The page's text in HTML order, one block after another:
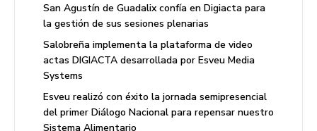
San Agustín de Guadalix confía en Digiacta para
la gestión de sus sesiones plenarias
Salobreña implementa la plataforma de video
actas DIGIACTA desarrollada por Esveu Media
Systems
Esveu realizó con éxito la jornada semipresencial
del primer Diálogo Nacional para repensar nuestro
Sistema Alimentario